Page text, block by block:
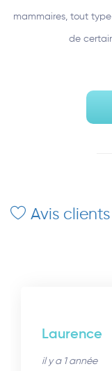
mammaires, tout
de
Avis clients
Laurence
il y a 1 année